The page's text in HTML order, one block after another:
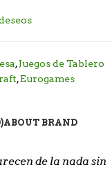
,Juegos de Tablero
,Eurogames
ABOUT BRAND
de la nada sin